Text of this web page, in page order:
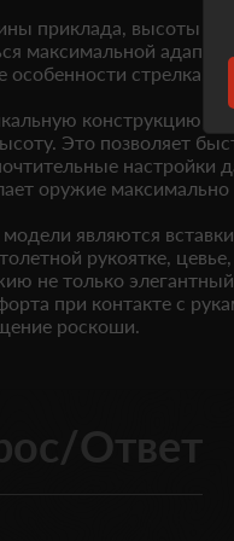
приклада, высоты
максимальной
стрелка,
конструкцию,
Это позволяет
настройки
оружие
являются
рукоятке,
не только
при контакте с
роскоши.
Ответ